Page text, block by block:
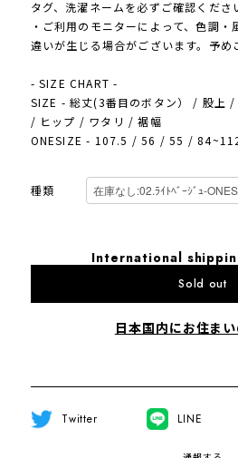
タグ、洗濯ネームを必ずご確認くださ
・ご利用のモニターによって、色調
違いが生じる場合がございます。予め
- SIZE CHART -
SIZE - 総丈(3番目のボタン） / 股上
/ ヒップ / ワタリ / 裾幅
ONESIZE - 107.5 / 56 / 55 /
種類
International
Sold out
日本国内にお住ま
Twitter LINE